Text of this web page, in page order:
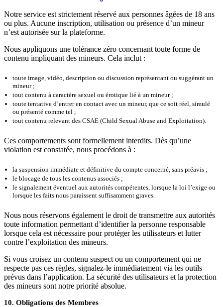
Notre service est strictement réservé aux personnes âgées de 18 ans
ou plus. Aucune inscription, utilisation ou présence d’un mineur
n’est autorisée sur la plateforme.
Nous appliquons une tolérance zéro concernant toute forme de
contenu impliquant des mineurs. Cela inclut :
toute image, vidéo, description ou discussion représentant ou suggérant un
mineur ;
tout contenu à caractère sexuel ou érotique lié à un mineur ;
toute tentative d’entrer en contact avec un mineur, que ce soit réel, simulé
ou présenté comme tel ;
tout contenu relevant des CSAE (Child Sexual Abuse and Exploitation).
Ces comportements sont formellement interdits. Dès qu’une
violation est constatée, nous procédons à :
la suspension immédiate et définitive du compte concerné, sans préavis ;
le blocage de tous les contenus associés ;
le signalement éventuel aux autorités compétentes, lorsque la loi l’exige ou
lorsque les faits nous paraissent suffisamment graves.
Nous nous réservons également le droit de transmettre aux autorités
toute information permettant d’identifier la personne responsable
lorsque cela est nécessaire pour protéger les utilisateurs et lutter
contre l’exploitation des mineurs.
Si vous croisez un contenu suspect ou un comportement qui ne
respecte pas ces règles, signalez-le immédiatement via les outils
prévus dans l’application. La sécurité des utilisateurs et la protection
des mineurs sont notre priorité absolue.
10. Obligations des Membres